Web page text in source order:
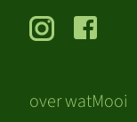
over watMooi